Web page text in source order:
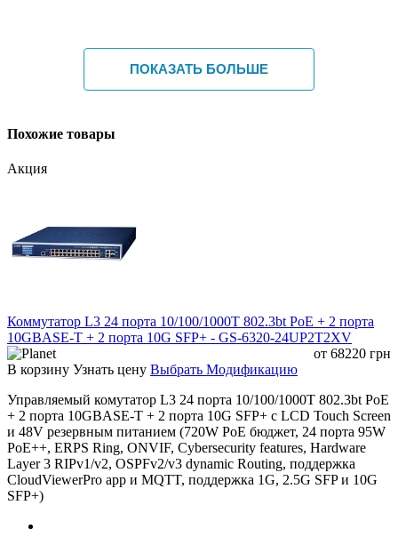
Подавление сетевых штормов
Auto MDI/MDI-X и автоопределение скорости
Защита от импульсных перенапряжений до 4 кВ
Настольная установка или монтаж в стойку
IP-видеонаблюдение
PoE IP-камеры
Офисные и корпоративные сети
Гостиницы, школы, торговые объекты
Сети малого и среднего бизнеса
Подключение оптических магистралей через SFP-
Технические характеристики
Параметр
Значение
Модель
PS-GE16-300-2G1S
Тип устройства
ПОКАЗАТЬ БОЛЬШЕ
Похожие товары
Акция
Коммутатор L3 24 порта 10/100/1000T 802.3bt PoE + 2 порта
10GBASE-T + 2 порта 10G SFP+ - GS-6320-24UP2T2XV
от 68220 грн
В корзину Узнать цену Выбрать Модификацию
Управляемый комутатор L3 24 порта 10/100/1000T 802.3bt PoE
+ 2 порта 10GBASE-T + 2 порта 10G SFP+ с LCD Touch Screen
и 48V резервным питанием (720W PoE бюджет, 24 порта 95W
PoE++, ERPS Ring, ONVIF, Cybersecurity features, Hardware
Layer 3 RIPv1/v2, OSPFv2/v3 dynamic Routing, поддержка
CloudViewerPro app и MQTT, поддержка 1G, 2.5G SFP и 10G
SFP+)